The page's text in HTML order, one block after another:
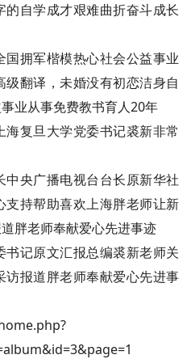
自学成才艰难曲折奋斗成长
拥军楷模热心社会公益事业
翻译，未婚没有初恋洁身自
业从事免费教书育人20年
复旦大学党委书记裘新非常
央广播电视台台长原新华社
持帮助喜欢上海胖老师让新
胖老师奉献爱心先进事迹
记原文汇报总编裘新老师关
报道胖老师奉献爱心先进事